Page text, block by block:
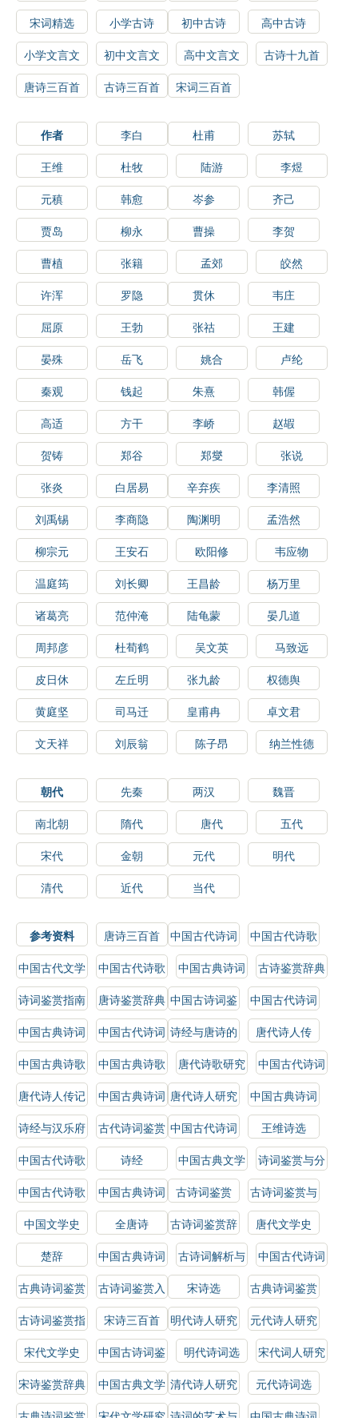
宋词精选
小学古诗 初中古诗
高中古诗
小学文言文
初中文言文 高中文言文
古诗十九首
唐诗三百首
古诗三百首 宋词三百首
作者 李白 杜甫
苏轼
王维
杜牧 陆游
李煜
元稹
韩愈 岑参
齐己
贾岛
柳永 曹操
李贺
曹植
张籍 孟郊
皎然
许浑
罗隐 贯休
韦庄
屈原
王勃 张祜
王建
晏殊
岳飞 姚合
卢纶
秦观
钱起 朱熹
韩偓
高适
方干 李峤
赵嘏
贺铸
郑谷 郑燮
张说
张炎
白居易 辛弃疾
李清照
刘禹锡
李商隐 陶渊明
孟浩然
柳宗元
王安石 欧阳修
韦应物
温庭筠
刘长卿 王昌龄
杨万里
诸葛亮
范仲淹 陆龟蒙
晏几道
周邦彦
杜荀鹤 吴文英
马致远
皮日休
左丘明 张九龄
权德舆
黄庭坚
司马迁 皇甫冉
卓文君
文天祥
刘辰翁 陈子昂 纳兰性德
朝代 先秦 两汉
魏晋
南北朝
隋代 唐代
五代
宋代
金朝 元代
明代
清代
近代 当代
参考资料 唐诗三百首
中国古代诗词
选读
中国古代诗歌
鉴赏
中国古代文学
史
中国古代诗歌
鉴赏辞典
中国古典诗词
鉴赏
古诗鉴赏辞典
诗词鉴赏指南
唐诗鉴赏辞典 中国古诗词鉴
赏辞典
中国古代诗词
鉴赏辞典
中国古典诗词
鉴赏辞典
中国古代诗词
鉴赏
诗经与唐诗的
比较研究
唐代诗人传
中国古典诗歌
鉴赏辞典
中国古典诗歌
鉴赏
唐代诗歌研究
中国古代诗词
研究
唐代诗人传记
中国古典诗词
赏析
唐代诗人研究
中国古典诗词
选
诗经与汉乐府 古代诗词鉴赏 中国古代诗词
选
王维诗选
中国古代诗歌
史
诗经
中国古典文学
史
诗词鉴赏与分
析
中国古代诗歌
选
中国古典诗词
研究
古诗词鉴赏
古诗词鉴赏与
解析
中国文学史 全唐诗
古诗词鉴赏辞
典
唐代文学史
楚辞
中国古典诗词
解析
古诗词解析与
鉴赏
中国古代诗词
概论
古典诗词鉴赏
古诗词鉴赏入
门
宋诗选
古典诗词鉴赏
辞典
古诗词鉴赏指
南
宋诗三百首 明代诗人研究
元代诗人研究
宋代文学史
中国古诗词鉴
赏
明代诗词选
宋代词人研究
宋诗鉴赏辞典
中国古典文学
作品选
清代诗人研究
元代诗词选